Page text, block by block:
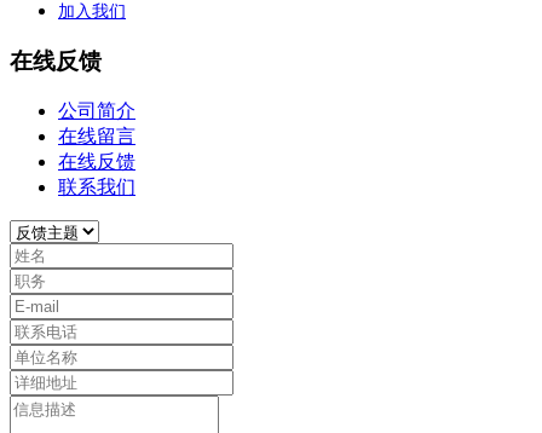
加入我们
在线反馈
公司简介
在线留言
在线反馈
联系我们